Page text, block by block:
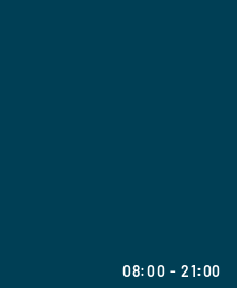
08:00 - 21:00